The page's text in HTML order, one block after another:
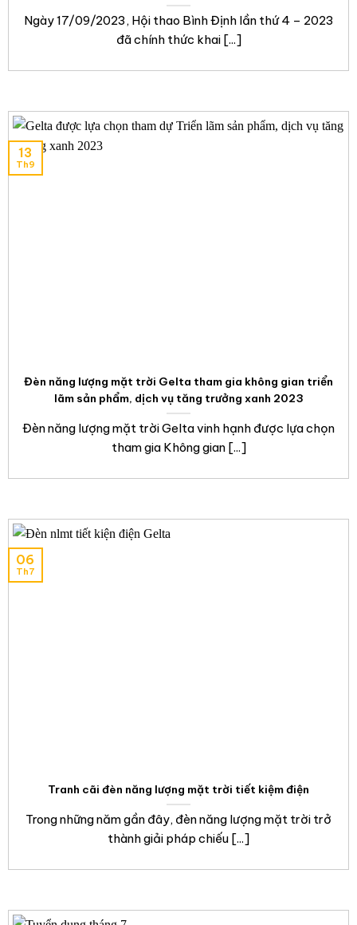
Ngày 17/09/2023, Hội thao Bình Định lần thứ 4 – 2023
đã chính thức khai [...]
Đèn năng lượng mặt trời Gelta tham gia không gian triển
lãm sản phẩm, dịch vụ tăng trưởng xanh 2023
Đèn năng lượng mặt trời Gelta vinh hạnh được lựa chọn
tham gia Không gian [...]
13
Th9
Tranh cãi đèn năng lượng mặt trời tiết kiệm điện
Trong những năm gần đây, đèn năng lượng mặt trời trở
thành giải pháp chiếu [...]
06
Th7